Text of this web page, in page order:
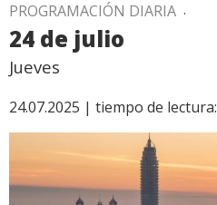
PROGRAMACIÓN DIARIA .
24 de julio
Jueves
24.07.2025 | tiempo de lectura: